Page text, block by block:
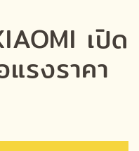
เปิด
รงราคา